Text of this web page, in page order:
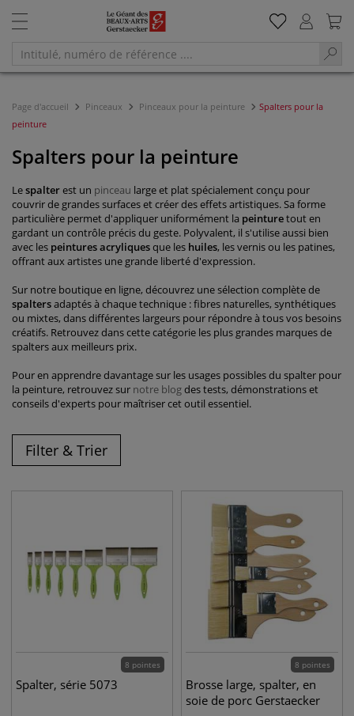
Page d'accueil Pinceaux Pinceaux pour la peinture
Spalters pour la
peinture
Spalters pour la peinture
Lespalterest un pinceau large et plat spécialement conçu pour
couvrir de grandes surfaces et créer des effets artistiques. Sa forme
particulière permet d'appliquer uniformément la peinturetout en
gardant un contrôle précis du geste. Polyvalent, il s'utilise aussi bien
avec les peintures acryliquesque les huiles, les vernis ou les patines,
offrant aux artistes une grande liberté d'expression.
Sur notre boutique en ligne, découvrez une sélection complète de
spaltersadaptés à chaque technique : fibres naturelles, synthétiques
ou mixtes, dans différentes largeurs pour répondre à tous vos besoins
créatifs. Retrouvez dans cette catégorie les plus grandes marques de
spalters aux meilleurs prix.
Pour en apprendre davantage sur les usages possibles du spalter pour
la peinture, retrouvez sur notre blogdes tests, démonstrations et
conseils d'experts pour maîtriser cet outil essentiel.
Filter & Trier
8 pointes
Spalter, série 5073
8 pointes
Brosse large, spalter, en
soie de porc Gerstaecker